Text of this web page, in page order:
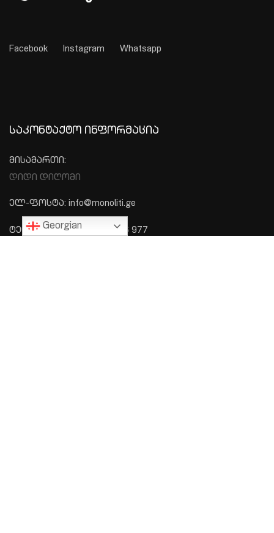
Facebook Instagram Whatsapp
ᲡᲐᲙᲝᲜᲢᲐᲥᲢᲝ ᲘᲜᲤᲝᲠᲛᲐᲪᲘᲐ
მისამართი:
დიდი დიღომი
ელ-ფოსტა: info@monoliti.ge
ტელეფონი: +995 577 576 977
Georgian